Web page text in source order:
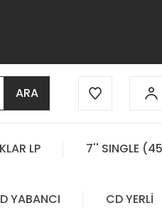
ARA
LP 7'' SINGLE
YABANCI CD YERLİ